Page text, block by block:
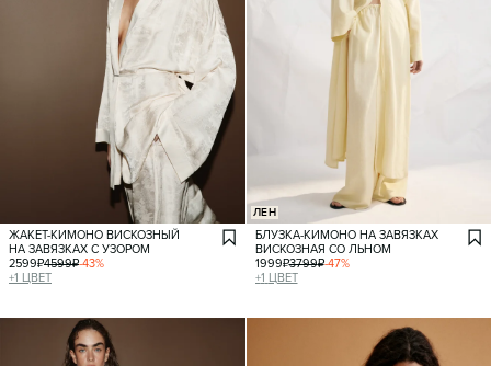
ЖАКЕТ-КИМОНО ВИСКОЗНЫЙ
НА ЗАВЯЗКАХ С УЗОРОМ
2599₽4599₽-43%
+1 ЦВЕТ
ЛЕН
БЛУЗКА-КИМОНО НА ЗАВЯЗКАХ
ВИСКОЗНАЯ СО ЛЬНОМ
1999₽3799₽-47%
+1 ЦВЕТ